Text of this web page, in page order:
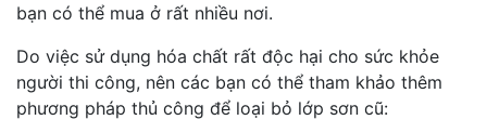
bạn có thể mua ở rất nhiều nơi.
Do việc sử dụng hóa chất rất độc hại cho sức khỏe
người thi công, nên các bạn có thể tham khảo thêm
phương pháp thủ công để loại bỏ lớp sơn cũ: